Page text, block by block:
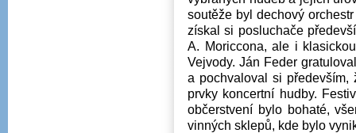
soutěže byl dechový
získal si posluchače
A. Moriccona, ale i
Vejvody. Ján Feder
a pochvaloval si
prvky koncertní hudby.
občerstvení bylo bohaté,
vinných sklepů, kde bylo